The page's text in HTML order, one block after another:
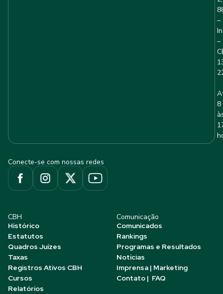
–
–
8
Conecte-se com nossas redes
CBH
Histórico
Estatutos
Quadros Juízes
Taxas
Registros Ativos CBH
Cursos
Relatórios
Comunicação
Comunicados
Rankings
Programas e Resultados
Notícias
Imprensa | Marketing
Contato | FAQ